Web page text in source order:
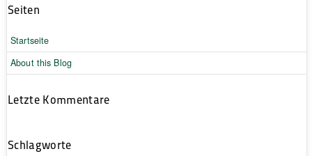
Seiten
Startseite
About this Blog
Letzte Kommentare
Schlagworte